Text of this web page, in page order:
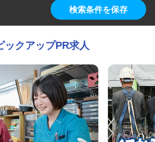
検索条件を保存
ックアップPR求人